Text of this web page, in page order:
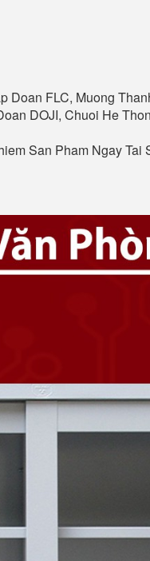
Doan FLC, Muong
DOJI, Chuoi He
San Pham Ngay